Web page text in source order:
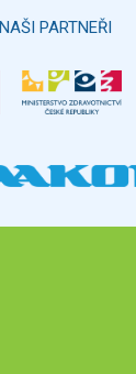
NAŠI PARTNEŘI